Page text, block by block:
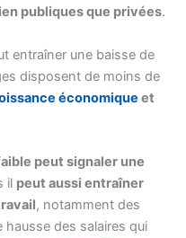
publiques que privées.
entraîner une baisse de
disposent de moins de
économique et
peut signaler une
il peut aussi entraîner
, notamment des
des salaires qui